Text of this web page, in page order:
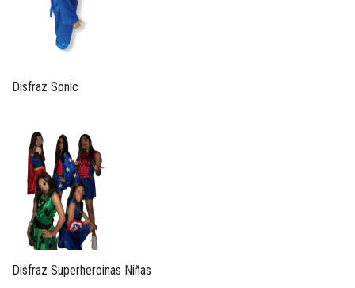
Disfraz Sonic
Disfraz Superheroinas Niñas